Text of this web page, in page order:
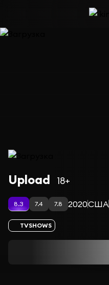
Сериал Загрузка — сезон 2
Upload 18+
8.3 7.4 7.8 2020США
TVSHOWS